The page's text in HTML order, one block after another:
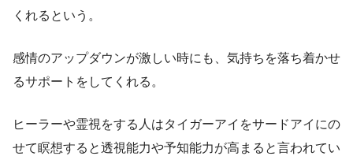
くれるという。
感情のアップダウンが激しい時にも、気持ちを落ち着かせ
るサポートをしてくれる。
ヒーラーや霊視をする人はタイガーアイをサードアイにの
せて瞑想すると透視能力や予知能力が高まると言われてい